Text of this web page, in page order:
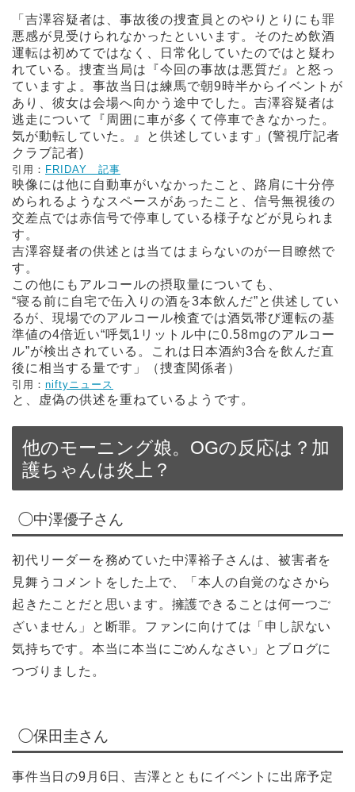
「吉澤容疑者は、事故後の捜査員とのやりとりにも罪
悪感が見受けられなかったといいます。そのため飲酒
運転は初めてではなく、日常化していたのではと疑わ
れている。捜査当局は『今回の事故は悪質だ』と怒っ
ていますよ。事故当日は練馬で朝9時半からイベントが
あり、彼女は会場へ向かう途中でした。吉澤容疑者は
逃走について『周囲に車が多くて停車できなかった。
気が動転していた。』と供述しています」(警視庁記者
クラブ記者)
引用： FRIDAY 記事
映像には他に自動車がいなかったこと、路肩に十分停
められるようなスペースがあったこと、信号無視後の
交差点では赤信号で停車している様子などが見られま
す。
吉澤容疑者の供述とは当てはまらないのが一目瞭然で
す。
この他にもアルコールの摂取量についても、
“寝る前に自宅で缶入りの酒を3本飲んだ”と供述してい
るが、現場でのアルコール検査では酒気帯び運転の基
準値の4倍近い“呼気1リットル中に0.58mgのアルコー
ル”が検出されている。これは日本酒約3合を飲んだ直
後に相当する量です」（捜査関係者）
引用： niftyニュース
と、虚偽の供述を重ねているようです。
他のモーニング娘。OGの反応は？加
護ちゃんは炎上？
◯中澤優子さん
初代リーダーを務めていた中澤裕子さんは、被害者を
見舞うコメントをした上で、「本人の自覚のなさから
起きたことだと思います。擁護できることは何一つご
ざいません」と断罪。ファンに向けては「申し訳ない
気持ちです。本当に本当にごめんなさい」とブログに
つづりました。
◯保田圭さん
事件当日の9月6日、吉澤とともにイベントに出席予定